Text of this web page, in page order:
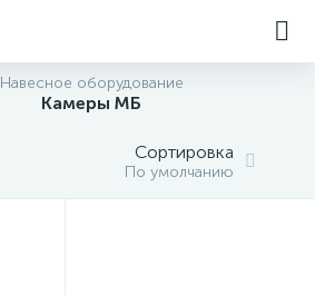
Навесное оборудование
Камеры МБ
Сортировка
По умолчанию